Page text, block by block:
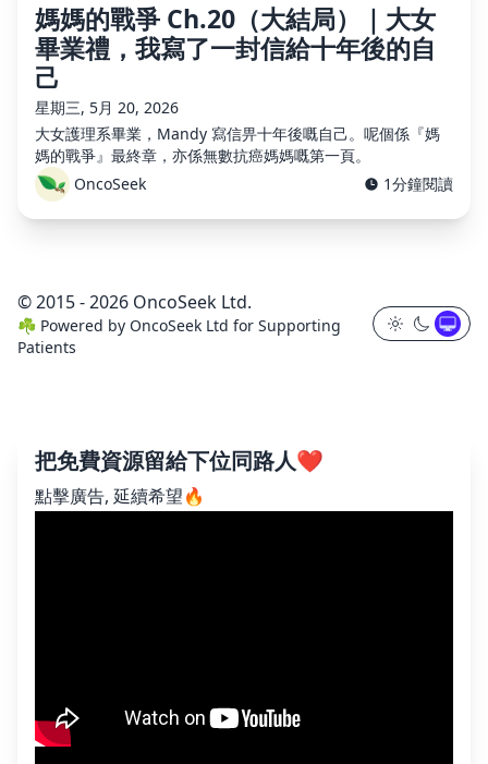
媽媽的戰爭 Ch.20（大結局）｜大女
畢業禮，我寫了一封信給十年後的自
己
星期三, 5月 20, 2026
大女護理系畢業，Mandy 寫信畀十年後嘅自己。呢個係『媽
媽的戰爭』最終章，亦係無數抗癌媽媽嘅第一頁。
OncoSeek
1分鐘閱讀
© 2015 - 2026 OncoSeek Ltd.
☘️ Powered by OncoSeek Ltd for Supporting
Patients
把免費資源留給下位同路人❤️
點擊廣告, 延續希望🔥